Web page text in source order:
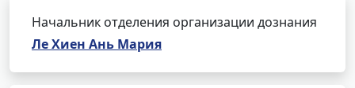
Начальник отделения организации дознания
Ле Хиен Ань Мария